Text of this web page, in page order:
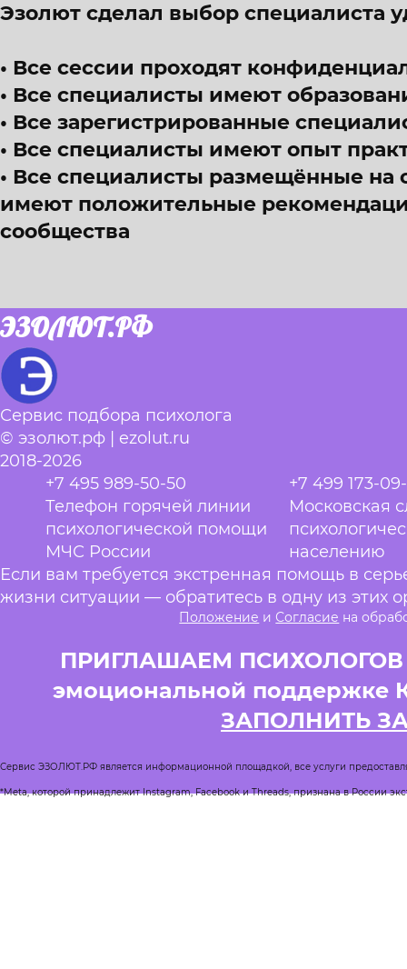
Эзолют сделал выбор специалиста
Все сессии проходят
Все специалисты имеют
Все зарегистрированные
Все специалисты имеют опыт
Все специалисты размещённые на
имеют положительные
сообщества
ЭЗОЛЮТ.РФ
Сервис подбора психолога
© эзолют.рф | ezolut.ru
2018-2026
+7 495 989-50-50
Телефон горячей линии
психологической помощи
МЧС России
+7 499 173-
Московская
населению
Если вам требуется экстренная помощь в
жизни ситуации — обратитесь в одну из этих
Положение и Согласие на
ПРИГЛАШАЕМ ПСИХОЛОГОВ
эмоциональной поддержке
ЗАПОЛНИТЬ
Сервис ЭЗОЛЮТ.РФ является информационной площадкой, все услуги
*Meta, которой принадлежит Instagram, Facebook и Threads, признана в России